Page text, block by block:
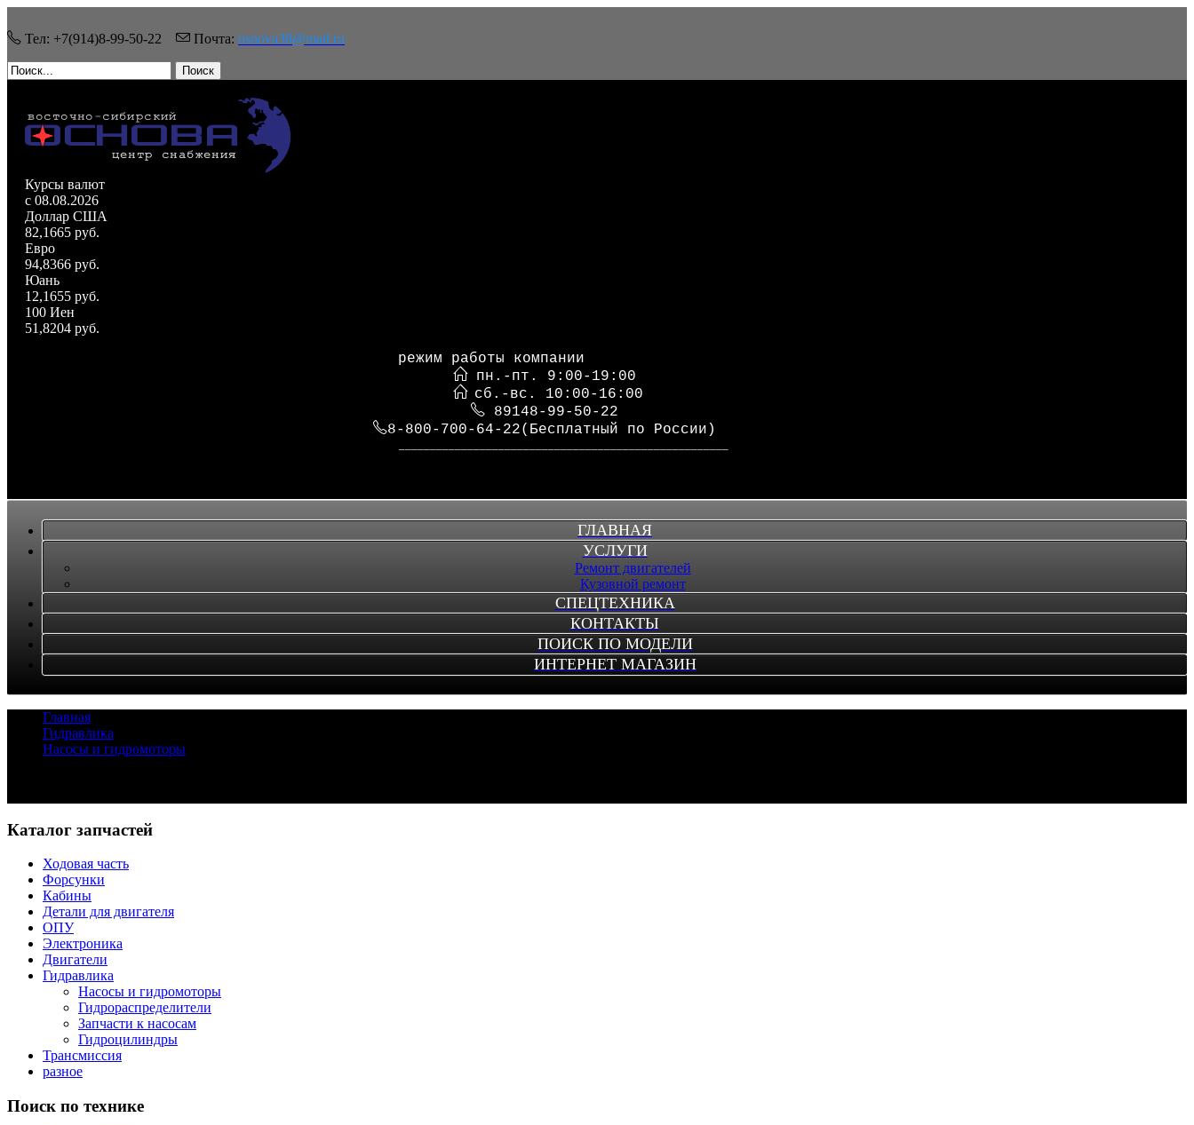
Тел: +7(914)8-99-50-22 Почта: osnova38@mail.ru
Поиск
Курсы валют
c 08.08.2026
Доллар США
82,1665 руб.
Евро
94,8366 руб.
Юань
12,1655 руб.
100 Иен
51,8204 руб.
режим работы компании
пн.-пт. 9:00-19:00
сб.-вс. 10:00-16:00
89148-99-50-22
8-800-700-64-22(Бесплатный по России)
ГЛАВНАЯ
УСЛУГИ
Ремонт двигателей
Кузовной ремонт
СПЕЦТЕХНИКА
КОНТАКТЫ
ПОИСК ПО МОДЕЛИ
ИНТЕРНЕТ МАГАЗИН
Главная
Гидравлика
Насосы и гидромоторы
Каталог запчастей
Ходовая часть
Форсунки
Кабины
Детали для двигателя
ОПУ
Электроника
Двигатели
Гидравлика
Насосы и гидромоторы
Гидрораспределители
Запчасти к насосам
Гидроцилиндры
Трансмиссия
разное
Поиск по технике